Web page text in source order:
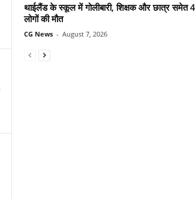
थाईलैंड के स्कूल में गोलीबारी, शिक्षक और छात्र समेत 4
लोगों की मौत
CG News - August 7, 2026